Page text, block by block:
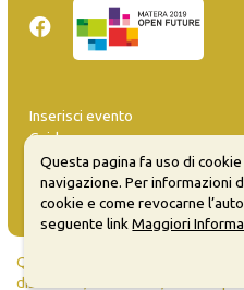
Inserisci evento
Guida
FAQ
info@materaevents.it
Quanto realizzato è sottoposto a
distribuire, modificare, creare
Questa pagina fa uso di
navigazione. Per informazioni
cookie e come revocarne
seguente linkMaggiori